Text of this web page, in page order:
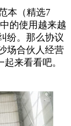
本（精选7
的使用越来越
纷。那么协议
场合伙人经营
来看看吧。